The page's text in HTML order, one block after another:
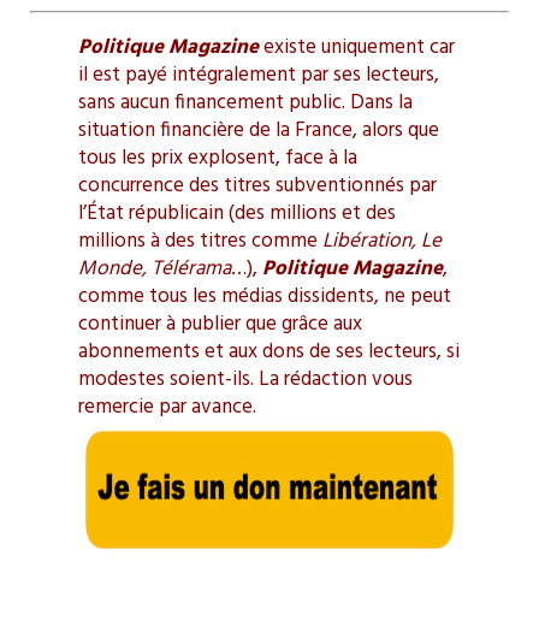
Politique Magazineexiste uniquement car
il est payé intégralement par ses lecteurs,
sans aucun financement public. Dans la
situation financière de la France, alors que
tous les prix explosent, face à la
concurrence des titres subventionnés par
l’État républicain (des millions et des
millions à des titres comme Libération, Le
Monde, Télérama…), Politique Magazine,
comme tous les médias dissidents, ne peut
continuer à publier que grâce aux
abonnements et aux dons de ses lecteurs, si
modestes soient-ils. La rédaction vous
remercie par avance.